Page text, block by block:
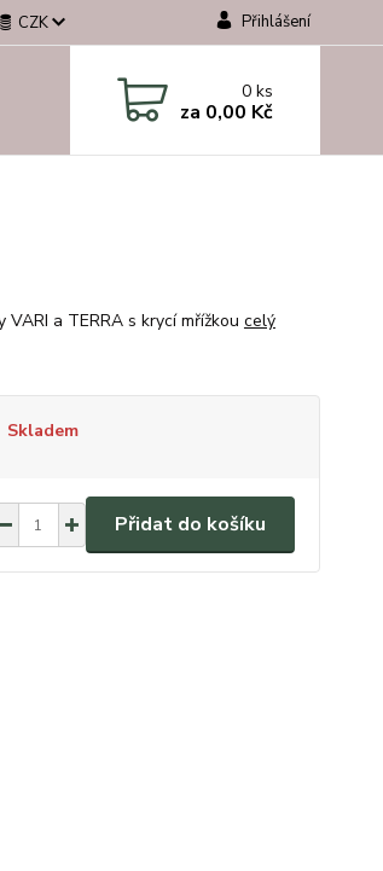
CZK Přihlášení
0ks
za 0,00 Kč
a TERRA s krycí mřížkou celý
Skladem
Přidat do košíku